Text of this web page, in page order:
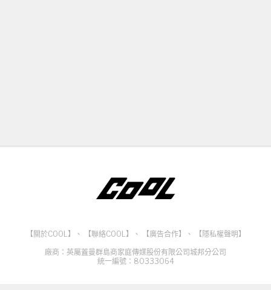
【關於COOL】 、 【聯絡COOL】 、 【廣告合作】 、
【隱私權聲明】
廠商：英屬蓋曼群島商家庭傳媒股份有限公司城邦分公司
統一編號：80333064